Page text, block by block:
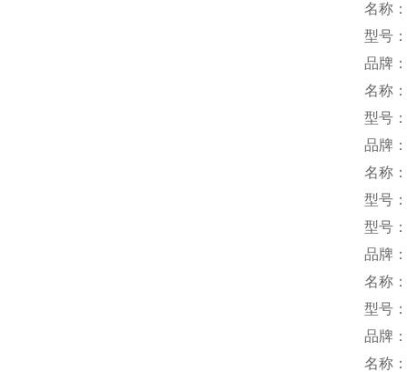
名称
型号
品牌
名称
型号
品牌
名称
型号
型号
品牌
名称
型号
品牌
名称